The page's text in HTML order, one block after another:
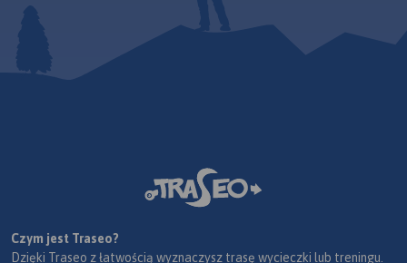
Czym jest Traseo?
Dzięki Traseo z łatwością wyznaczysz trasę wycieczki lub treningu.